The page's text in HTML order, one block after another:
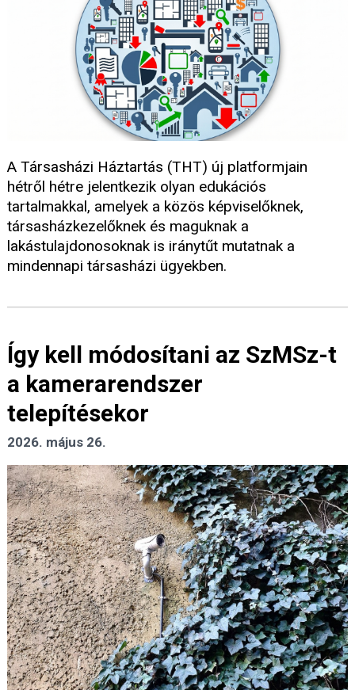
A Társasházi Háztartás (THT) új platformjain
hétről hétre jelentkezik olyan edukációs
tartalmakkal, amelyek a közös képviselőknek,
társasházkezelőknek és maguknak a
lakástulajdonosoknak is iránytűt mutatnak a
mindennapi társasházi ügyekben.
Így kell módosítani az SzMSz-t
a kamerarendszer
telepítésekor
2026. május 26.